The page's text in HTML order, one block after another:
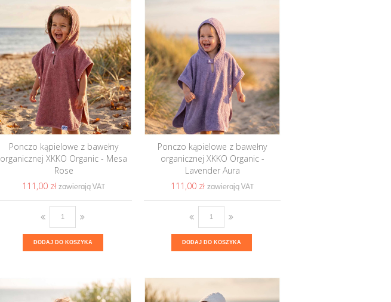
Ponczo kąpielowe z bawełny
organicznej XKKO Organic - Mesa
Rose
111,00 ‎zł
DODAJ DO KOSZYKA
Ponczo kąpielowe z bawełny
organicznej XKKO Organic -
Lavender Aura
111,00 ‎zł
DODAJ DO KOSZYKA